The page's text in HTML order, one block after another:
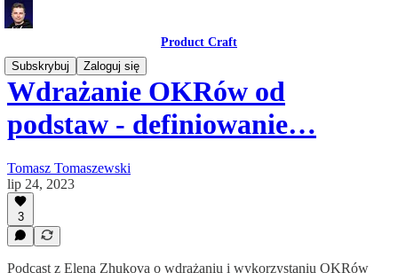
Product Craft
Subskrybuj
Zaloguj się
Wdrażanie OKRów od
podstaw - definiowanie…
Tomasz Tomaszewski
lip 24, 2023
3
Podcast z Eleną Zhukovą o wdrażaniu i wykorzystaniu OKRów